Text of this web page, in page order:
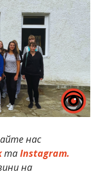
нас
таInstagram.
на